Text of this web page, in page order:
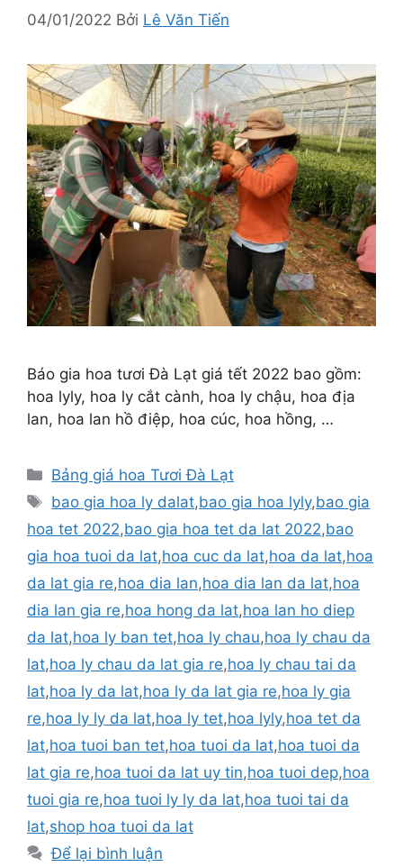
04/01/2022 Bởi Lê Văn Tiến
Báo gia hoa tươi Đà Lạt giá tết 2022 bao gồm:
hoa lyly, hoa ly cắt cành, hoa ly chậu, hoa địa
lan, hoa lan hồ điệp, hoa cúc, hoa hồng, …
Danh
mục
Bảng giá hoa Tươi Đà Lạt
Thẻ
bao gia hoa ly dalat,bao gia hoa lyly,bao gia
hoa tet 2022,bao gia hoa tet da lat 2022,bao
gia hoa tuoi da lat,hoa cuc da lat,hoa da lat,hoa
da lat gia re,hoa dia lan,hoa dia lan da lat,hoa
dia lan gia re,hoa hong da lat,hoa lan ho diep
da lat,hoa ly ban tet,hoa ly chau,hoa ly chau da
lat,hoa ly chau da lat gia re,hoa ly chau tai da
lat,hoa ly da lat,hoa ly da lat gia re,hoa ly gia
re,hoa ly ly da lat,hoa ly tet,hoa lyly,hoa tet da
lat,hoa tuoi ban tet,hoa tuoi da lat,hoa tuoi da
lat gia re,hoa tuoi da lat uy tin,hoa tuoi dep,hoa
tuoi gia re,hoa tuoi ly ly da lat,hoa tuoi tai da
lat,shop hoa tuoi da lat
Để lại bình luận